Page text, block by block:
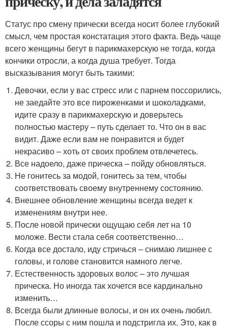
Статус про смену прически всегда носит более глубокий
смысл, чем простая констатация этого факта. Ведь чаще
всего женщины бегут в парикмахерскую не тогда, когда
кончики отросли, а когда душа требует. Тогда
высказывания могут быть такими:
Девочки, если у вас стресс или с парнем поссорились,
не заедайте это все пироженками и шоколадками,
идите сразу в парикмахерскую и доверьтесь
полностью мастеру – путь сделает то. Что он в вас
видит. Даже если вам не понравится и будет
некрасиво – хоть от своих проблем отвлечетесь.
Все надоело, даже прическа – пойду обновляться.
Не гонитесь за модой, гонитесь за тем, чтобы
соответствовать своему внутреннему состоянию.
Внешнее обновление женщины всегда ведет к
изменениям внутри нее.
После новой прически ощущаю себя лет на 10
моложе. Вести стала себя соответственно…
Когда все достало, иду стричься – снимаю лишнее с
головы, и голове становится намного легче.
Естественность здоровых волос – это лучшая
прическа. Но иногда так хочется все кардинально
изменить…
Всегда были длинные волосы, и он их очень любил.
После ссоры с ним пошла и подстригла их. Это, как в